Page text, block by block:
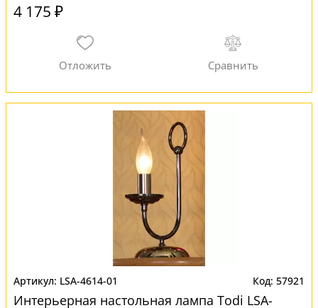
4 175 ₽
LSA-4614-01 57921
Интерьерная настольная лампа Todi LSA-